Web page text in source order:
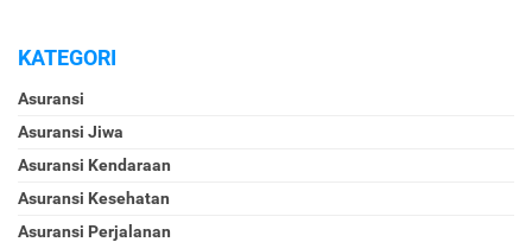
KATEGORI
Asuransi
Asuransi Jiwa
Asuransi Kendaraan
Asuransi Kesehatan
Asuransi Perjalanan